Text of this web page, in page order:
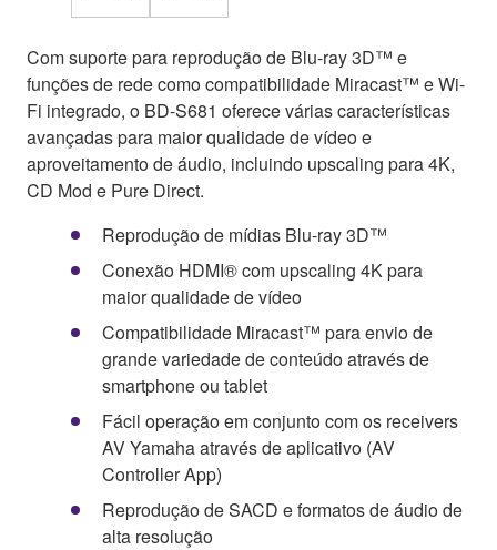
Com suporte para reprodução de Blu-ray 3D™ e
funções de rede como compatibilidade Miracast™ e Wi-
Fi integrado, o BD-S681 oferece várias características
avançadas para maior qualidade de vídeo e
aproveitamento de áudio, incluindo upscaling para 4K,
CD Mod e Pure Direct.
Reprodução de mídias Blu-ray 3D™
Conexão HDMI® com upscaling 4K para
maior qualidade de vídeo
Compatibilidade Miracast™ para envio de
grande variedade de conteúdo através de
smartphone ou tablet
Fácil operação em conjunto com os receivers
AV Yamaha através de aplicativo (AV
Controller App)
Reprodução de SACD e formatos de áudio de
alta resolução